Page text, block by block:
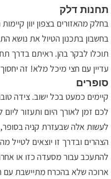
תחנות דלק
בחלק מהאזורים בצפון יוון
בחשבון בתכנון הטיול את נושא
תוכלו לבקר בהן. ראיתם בדרך
עדיין עם חצי מיכל מלא! זה
סופרים
קיימים כמעט בכל ישוב. צידה
לכם זמן לאורך היום ותעזור
לעשות אלה שבעזרת קניה
הצהרים ובדרך זו יוצאים לטייל
להתעכב עבור מסעדה כזו או
ארוכה שלא בהכרח מתיישבת עם